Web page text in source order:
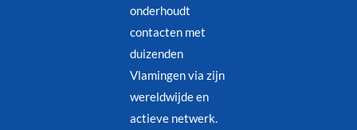
onderhoudt
contacten met
duizenden
Vlamingen via zijn
wereldwijde en
actieve netwerk.